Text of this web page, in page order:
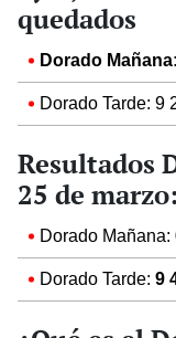
quedados
Dorado
Dorado Tarde: 9
Resultados
25 de
Dorado Mañana:
Dorado Tarde: 9